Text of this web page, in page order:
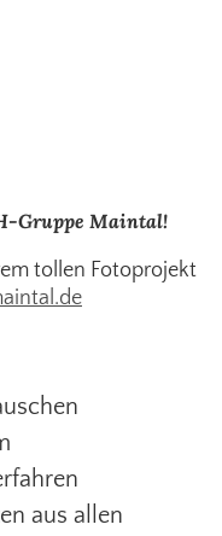
Gruppe Maintal!
tollen Fotoprojekt
aus allen